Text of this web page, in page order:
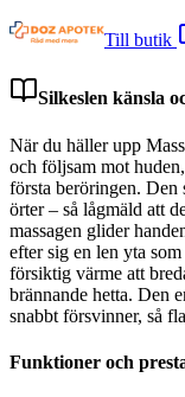
Till butik
Silkeslen känsla
När du häller upp
och följsam mot
första beröringen. Den
örter – så lågmäld att
massagen glider
efter sig en len yta
försiktig värme att
brännande hetta. Den
snabbt försvinner, så
Funktioner och